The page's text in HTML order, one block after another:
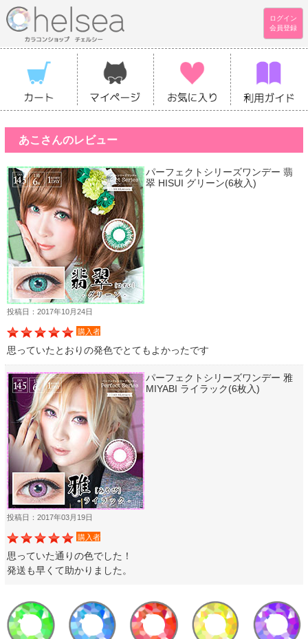
ログイン
会員登録
あこさんのレビュー
パーフェクトシリーズワンデー 翡
翠 HISUI グリーン(6枚入)
投稿日：2017年10月24日
購入者
思っていたとおりの発色でとてもよかったです
パーフェクトシリーズワンデー 雅
MIYABI ライラック(6枚入)
投稿日：2017年03月19日
購入者
思っていた通りの色でした！
発送も早くて助かりました。